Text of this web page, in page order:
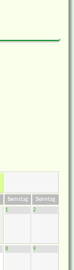
Samstag Sonntag
1
2
8 9